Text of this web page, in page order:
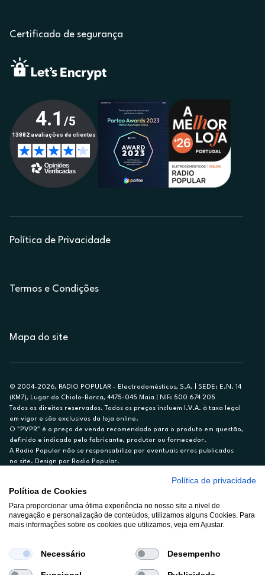
Certificado de segurança
Política de Privacidade
Termos e Condições
Mapa do site
© 2004-2026, RADIO POPULAR - Electrodomésticos, S.A. | SEDE: E.N. 14
(KM7), Lugar do Chiolo-Barca, 4475-045 Maia | NIF: 500 674 205
Todos os direitos reservados. Todos os preços incluem I.V.A. à taxa legal
em vigor e são exclusivos da loja online.
O "PVPR" é o preço de venda recomendado para o produto em questão,
definido e indicado pelo fabricante, produtor ou fornecedor.
A Radio Popular não se responsabiliza por eventuais erros publicados
no site. Design por Radio Popular.
Ex. para limite de crédito de €1.500, reembolsado em 12 meses, TAN
14,79%.
Crédito sujeito a aprovação pelo Cetelem, marca BNP Paribas Personal
Finance, S.A., Sucursal em Portugal. Informe-se no 21 721 90 00 (dias
A Rádio Popular – Eletrodomésticos S.A. (Registo BdP848) atua como
intermediário de crédito a título acessório e com exclusividade (registo
BdP 2314.)
Política de privacidade
Política de Cookies
Para proporcionar uma ótima experiência no nosso site a nivel de
navegação e personalização de conteúdos, utilizamos alguns Cookies. Para
mais informações sobre os cookies que utilizamos, veja em Ajustar.
Necessário Desempenho